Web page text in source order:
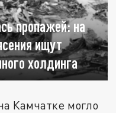
пропажей: на
ищут
холдинга
Камчатке могло